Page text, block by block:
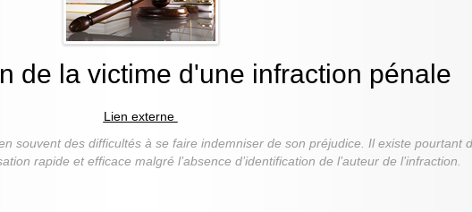
de la victime d'une infraction pénale
Lien externe
souvent des difficultés à se faire indemniser de son préjudice. Il existe pourtant
rapide et efficace malgré l’absence d’identification de l’auteur de l’infraction.